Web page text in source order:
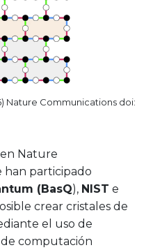
Nature Communications doi:
Nature
han participado
(BasQ), NIST e
crear cristales de
el uso de
computación